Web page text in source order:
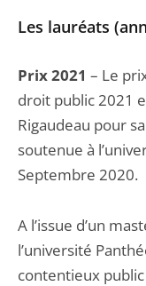
Les lauréats
Prix 2021 – Le
droit public 2021
Rigaudeau pour
soutenue à
Septembre 2020.
A l’issue d’un
l’université
contentieux